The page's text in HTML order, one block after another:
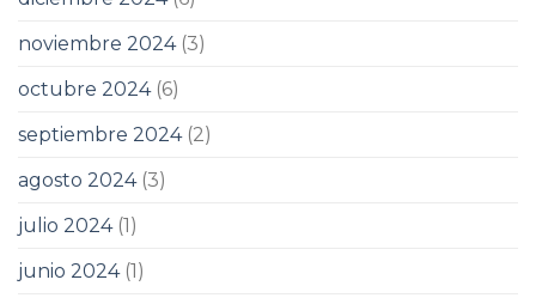
noviembre 2024(3)
octubre 2024(6)
septiembre 2024(2)
agosto 2024(3)
julio 2024(1)
junio 2024(1)